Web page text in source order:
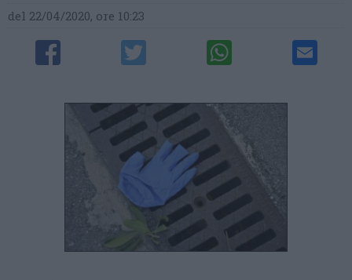
del 22/04/2020, ore 10:23